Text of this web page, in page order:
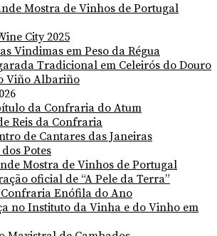
Mostra de Vinhos de Portugal
City 2025
Vindimas em Peso da Régua
Tradicional em Celeirós do Douro
Viño Albariño
da Confraria do Atum
Reis da Confraria
de Cantares das Janeiras
Potes
Mostra de Vinhos de Portugal
oficial de “A Pele da Terra”
Enófila do Ano
no Instituto da Vinha e do Vinho em